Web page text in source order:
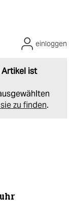
Artikel ist
zu finden.
einloggen